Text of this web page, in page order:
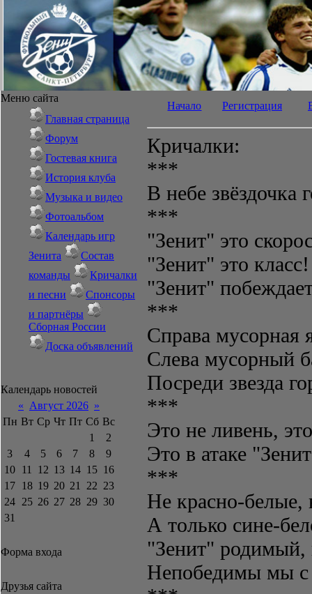
Меню сайта
Главная страница
Форум
Гостевая книга
История клуба
Музыка и видео
Фотоальбом
Календарь игр
Зенита
Состав
команды
Кричалки
и песни
Спонсоры
и партнёры
Сборная России
Доска объявлений
Календарь новостей
« Август 2026 »
Пн Вт Ср Чт Пт Сб Вс
1
2
3
4 5 6 7 8
9
10 11 12 13 14 15 16
17 18 19 20 21 22 23
24 25 26 27 28 29 30
31
Форма входа
Друзья сайта
Начало Регистрация
Кричалки:
***
В небе звёздочка
***
"Зенит" это
"Зенит" это класс!
"Зенит"
***
Справа мусорная
Слева мусорный
Посреди звезда
***
Это не ливень,
Это в атаке
***
Не красно-белые,
А только сине-
"Зенит"
Непобедимы мы с